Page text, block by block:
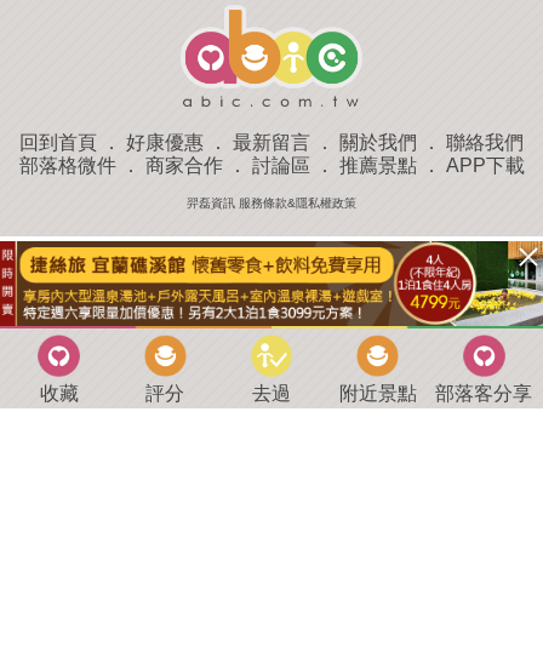
回到首頁 ． 好康優惠 ． 最新留言 ． 關於我們 ． 聯絡我們
部落格微件． 商家合作． 討論區 ． 推薦景點． APP下載
羿磊資訊 服務條款&隱私權政策
收藏 評分 去過 附近景點 部落客分享